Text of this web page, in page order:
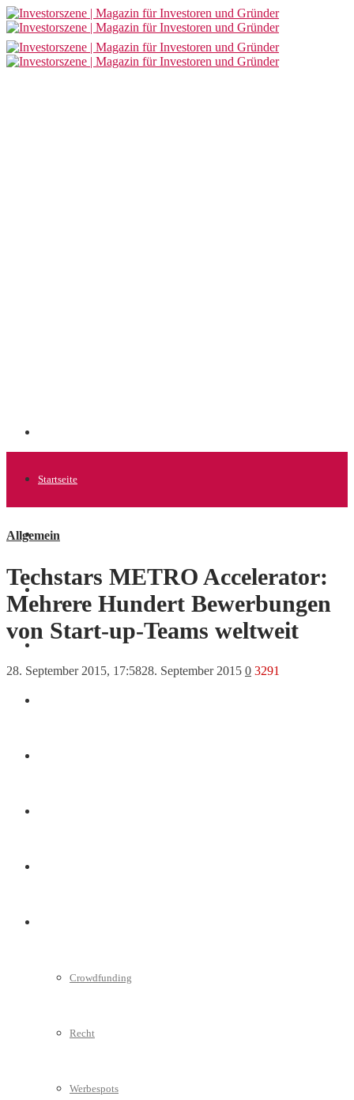
Startseite
Allgemein
Crowdfunding
Recht
Werbespots
Allgemein
Techstars METRO Accelerator:
Mehrere Hundert Bewerbungen
von Start-up-Teams weltweit
28. September 2015, 17:5828. September 2015 0 3291